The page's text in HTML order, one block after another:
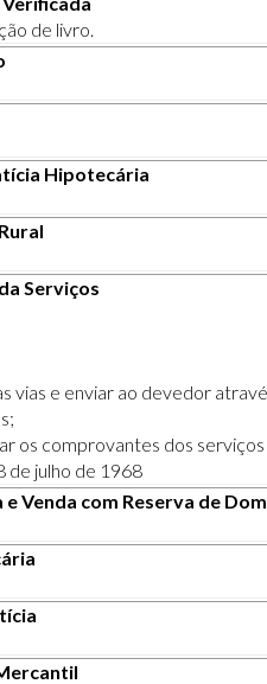
de livro.
Hipotecária
Serviços
vias e enviar ao devedor
os comprovantes dos serviços
de julho de 1968
Venda com Reserva de